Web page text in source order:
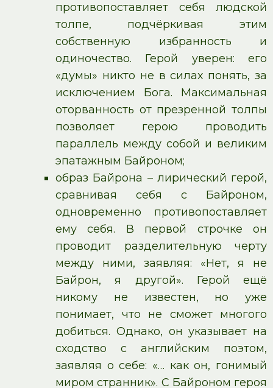
противопоставляет себя людской
толпе, подчёркивая этим
собственную избранность и
одиночество. Герой уверен: его
«думы» никто не в силах понять, за
исключением Бога. Максимальная
оторванность от презренной толпы
позволяет герою проводить
параллель между собой и великим
эпатажным Байроном;
образ Байрона – лирический герой,
сравнивая себя с Байроном,
одновременно противопоставляет
ему себя. В первой строчке он
проводит разделительную черту
между ними, заявляя: «Нет, я не
Байрон, я другой». Герой ещё
никому не известен, но уже
понимает, что не сможет многого
добиться. Однако, он указывает на
сходство с английским поэтом,
заявляя о себе: «… как он, гонимый
миром странник». С Байроном героя